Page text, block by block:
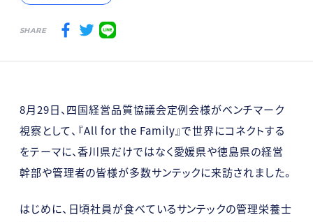
SHARE
8月29日、四国経営品質協議会定例会様がベンチマーク
視察として、『All for the Family』で世界にコネクトする
をテーマに、香川県だけではなく愛媛県や徳島県の経営
幹部や管理者の皆様が多数サンテックに来訪されました。
はじめに、日頃社員が食べているサンテックの管理栄養士